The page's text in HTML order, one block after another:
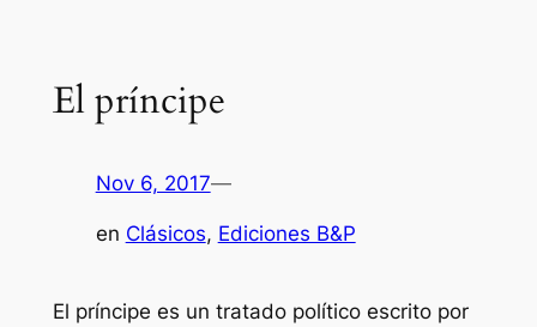
El príncipe
Nov 6, 2017—
en Clásicos, Ediciones B&P
El príncipe es un tratado político escrito por